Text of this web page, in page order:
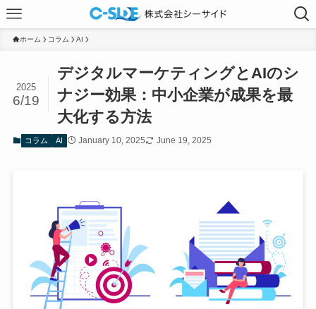
ホーム コラム AI
デジタルマーケティングとAIのシ
ナジー効果：中小企業が成果を最
大化する方法
2025
6/19
コラム AI January 10, 2025 June 19, 2025